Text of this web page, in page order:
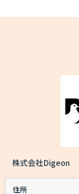
株式会社Digeon
住所